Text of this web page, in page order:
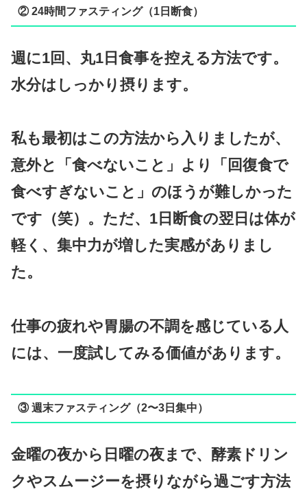
② 24時間ファスティング（1日断食）
週に1回、丸1日食事を控える方法です。
水分はしっかり摂ります。
私も最初はこの方法から入りましたが、
意外と「食べないこと」より「回復食で
食べすぎないこと」のほうが難しかった
です（笑）。ただ、1日断食の翌日は体が
軽く、集中力が増した実感がありまし
た。
仕事の疲れや胃腸の不調を感じている人
には、一度試してみる価値があります。
③ 週末ファスティング（2〜3日集中）
金曜の夜から日曜の夜まで、酵素ドリン
クやスムージーを摂りながら過ごす方法